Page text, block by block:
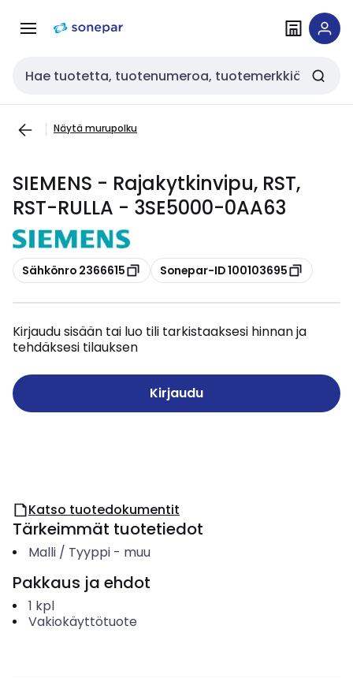
navigointiinsisältöön
Haku
Näytä murupolku
SIEMENS - Rajakytkinvipu, RST,
RST-RULLA - 3SE5000-0AA63
Kopioi
Sähkönro 2366615 Kopioi
Sonepar-ID 100103695
Kirjaudu sisään tai luo tili tarkistaaksesi hinnan ja
tehdäksesi tilauksen
Kirjaudu
Katso tuotedokumentit
Tärkeimmät tuotetiedot
Malli / Tyyppi- muu
Pakkaus ja ehdot
1 kpl
Vakiokäyttötuote